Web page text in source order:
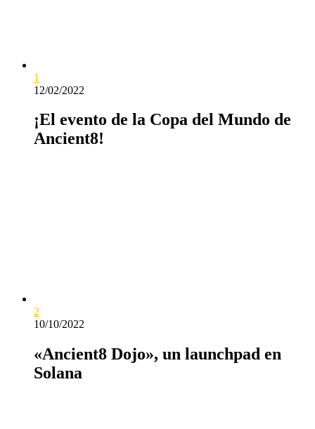
1
12/02/2022
¡El evento de la Copa del Mundo de
Ancient8!
2
10/10/2022
«Ancient8 Dojo», un launchpad en
Solana